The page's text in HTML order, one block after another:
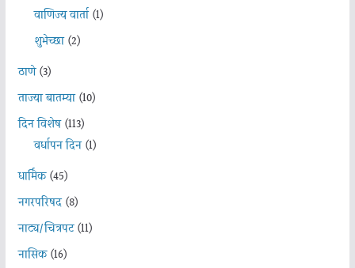
वाणिज्य वार्ता(1)
शुभेच्छा(2)
ठाणे(3)
ताज्या बातम्या(10)
दिन विशेष(113)
वर्धापन दिन(1)
धार्मिक(45)
नगरपरिषद(8)
नाट्य/चित्रपट(11)
नासिक(16)